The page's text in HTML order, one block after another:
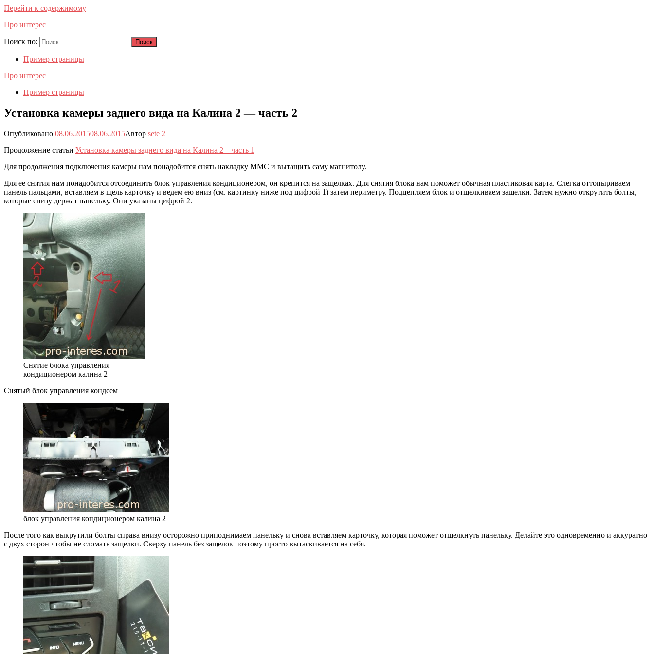
Перейти к содержимому
Про интерес
Поиск по: Поиск
Пример страницы
Про интерес
Пример страницы
Установка камеры заднего вида на Калина 2 — часть 2
Опубликовано 08.06.201508.06.2015Автор sete 2
Продолжение статьи Установка камеры заднего вида на Калина 2 – часть 1
Для продолжения подключения камеры нам понадобится снять накладку ММС и вытащить саму магнитолу.
Для ее снятия нам понадобится отсоединить блок управления кондиционером, он крепится на защелках. Для снятия блока нам поможет обычная пластиковая карта. Слегка оттопыриваем
панель пальцами, вставляем в щель карточку и ведем ею вниз (см. картинку ниже под цифрой 1) затем периметру. Подцепляем блок и отщелкиваем защелки. Затем нужно открутить болты,
которые снизу держат панельку. Они указаны цифрой 2.
Снятие блока управления
кондиционером калина 2
Снятый блок управления кондеем
блок управления кондиционером калина 2
После того как выкрутили болты справа внизу осторожно приподнимаем панельку и снова вставляем карточку, которая поможет отщелкнуть панельку. Делайте это одновременно и аккуратно
с двух сторон чтобы не сломать защелки. Сверху панель без защелок поэтому просто вытаскивается на себя.